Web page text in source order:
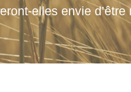
elles envie d’être